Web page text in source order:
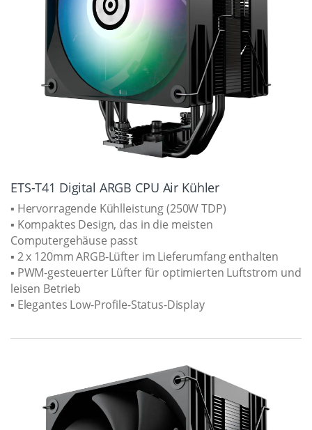
ETS-T41 Digital ARGB CPU Air Kühler
▪ Hervorragende Kühlleistung (250W TDP)
▪ Kompaktes Design, das in die meisten
Computergehäuse passt
▪ 2 x 120mm ARGB-Lüfter im Lieferumfang enthalten
▪ PWM-gesteuerter Lüfter für optimierten Luftstrom und
leisen Betrieb
▪ Elegantes Low-Profile-Status-Display